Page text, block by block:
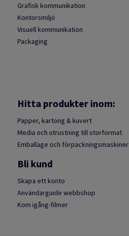
Grafisk kommunikation
Kontorsmiljö
Visuell kommunikation
Packaging
Hitta produkter inom:
Papper, kartong & kuvert
Media och utrustning till storformat
Emballage och förpackningsmaskiner
Bli kund
Skapa ett konto
Användarguide webbshop
Kom igång-filmer